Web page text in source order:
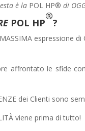
è la POL HP®di
POL HP
®
?
espressione di
affrontato le sfide
dei Clienti sono
viene prima di tutto!